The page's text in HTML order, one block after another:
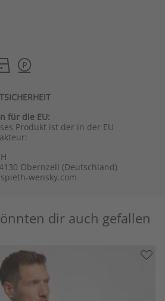
für die EU:
Produkt ist der in der EU
Obernzell (Deutschland)
wensky.com
dir auch gefallen